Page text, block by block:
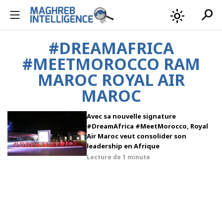
light_mode search
#DREAMAFRICA
#MEETMOROCCO RAM
MAROC ROYAL AIR
MAROC
Avec sa nouvelle signature
#DreamAfrica #MeetMorocco, Royal
Air Maroc veut consolider son
leadership en Afrique
Lecture de 1 minute